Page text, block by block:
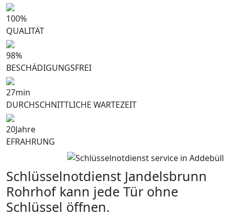
100%
QUALITÄT
98%
BESCHÄDIGUNGSFREI
27min
DURCHSCHNITTLICHE WARTEZEIT
20Jahre
EFRAHRUNG
Schlüsselnotdienst Jandelsbrunn
Rohrhof kann jede Tür ohne
Schlüssel öffnen.